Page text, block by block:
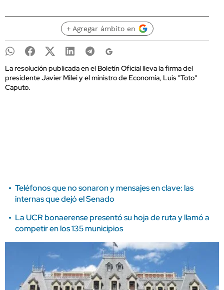
+ Agregar ámbito en
La resolución publicada en el Boletín Oficial lleva la firma del
presidente Javier Milei y el ministro de Economía, Luis "Toto"
Caputo.
Teléfonos que no sonaron y mensajes en clave: las
internas que dejó el Senado
La UCR bonaerense presentó su hoja de ruta y llamó a
competir en los 135 municipios